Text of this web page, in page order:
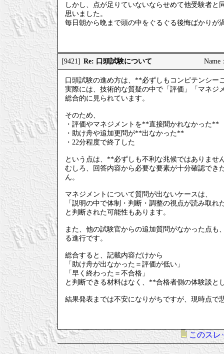
しかし、点が足りていないならせめて他受験者
思いました。
毎日朝から晩まで頭の中をぐるぐる後悔ばかりが
[9421] Re: 口頭試験について Name
口頭試験の進め方は、**必ずしもコンピテンシー
実際には、技術的な質疑の中で「評価」「マネ
総合的に見られています。
そのため、
・評価やマネジメントを**直接聞かれなかった**
・助け舟や追加更問が**出なかった**
・22分程度で終了した
という点は、**必ずしも不利な兆候ではありませ
むしろ、回答内容から必要な要素が十分確認でき
ん。
マネジメントについて質問が出ないケースは、
「説明の中で体制・判断・調整の視点が読み取れ
と判断された可能性もあります。
また、他の試験官からの追加質問がなかった点
る進行です。
総合すると、記載内容だけから
「助け舟が出なかった＝評価が低い」
「早く終わった＝不合格」
と判断できる材料はなく、**合格者側の体験談と
結果発表までは不安になりがちですが、現時点で
このスレ